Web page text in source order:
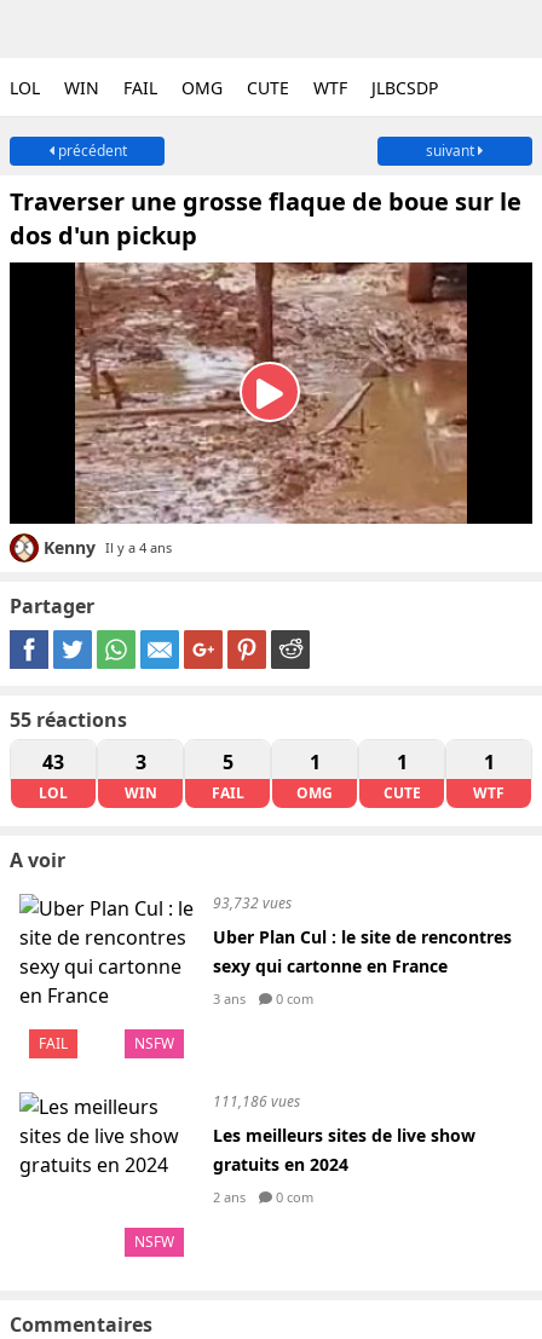
LOL WIN FAIL OMG CUTE WTF JLBCSDP
précédent suivant
Traverser une grosse flaque de boue sur le
dos d'un pickup
Kenny Il y a 4 ans
Partager
55 réactions
43
LOL
3
WIN
5
FAIL
1
OMG
1
CUTE
1
WTF
A voir
FAIL NSFW
93,732 vues
Uber Plan Cul : le site de rencontres
sexy qui cartonne en France
3 ans 0 com
NSFW
111,186 vues
Les meilleurs sites de live show
gratuits en 2024
2 ans 0 com
Commentaires